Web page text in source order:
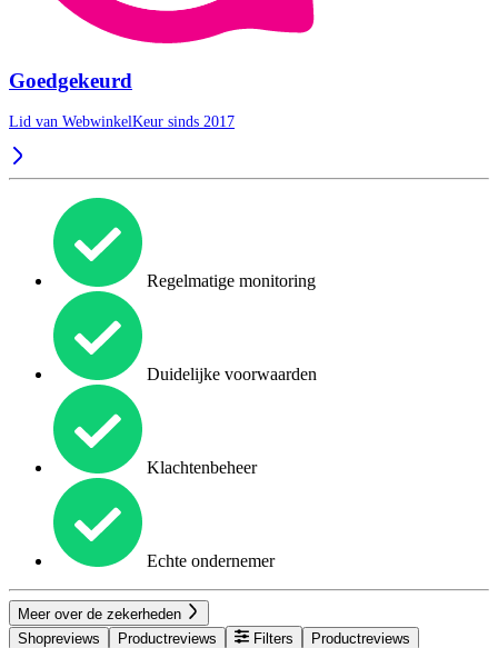
Goedgekeurd
Lid van WebwinkelKeur sinds 2017
Regelmatige monitoring
Duidelijke voorwaarden
Klachtenbeheer
Echte ondernemer
Meer over de zekerheden
Shopreviews
Productreviews Filters Productreviews